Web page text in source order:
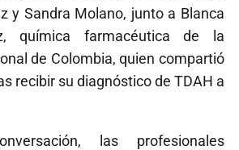
y Sandra Molano, junto a Blanca
química farmacéutica de la
de Colombia, quien compartió
recibir su diagnóstico de TDAH a
las profesionales